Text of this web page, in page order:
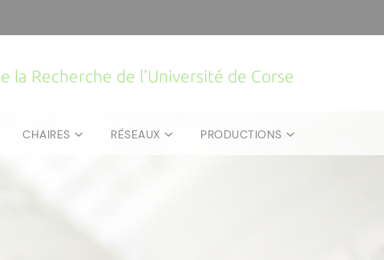
la Recherche de l'Université de Corse
CHAIRES RÉSEAUX PRODUCTIONS